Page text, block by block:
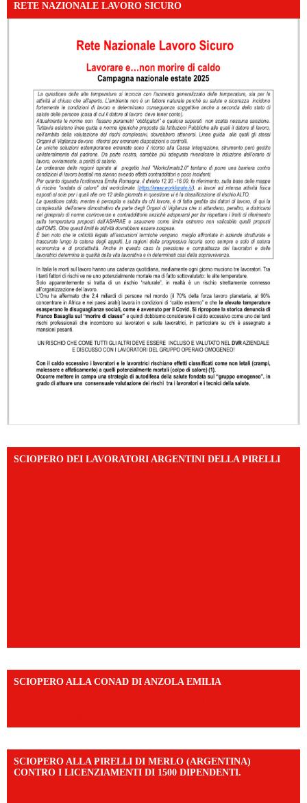
RETE NAZIONALE LAVORO SICURO
SCIOPERO DEI LAVORATORI ARGENTINI DELLA PIRELLI
SCIOPERO ALLA CONAD DI ANZOLA EMILIA
SCIOPERO ALLA PIRELLI DI MERLO (ARGENTINA)
CONTRO I LICENZIAMENTI DI 1500 DIPENDENTI.